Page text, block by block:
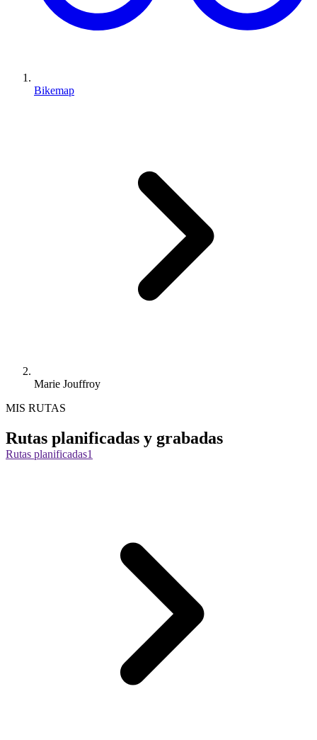
Bikemap
Marie Jouffroy
MIS RUTAS
Rutas planificadas y grabadas
Rutas planificadas1